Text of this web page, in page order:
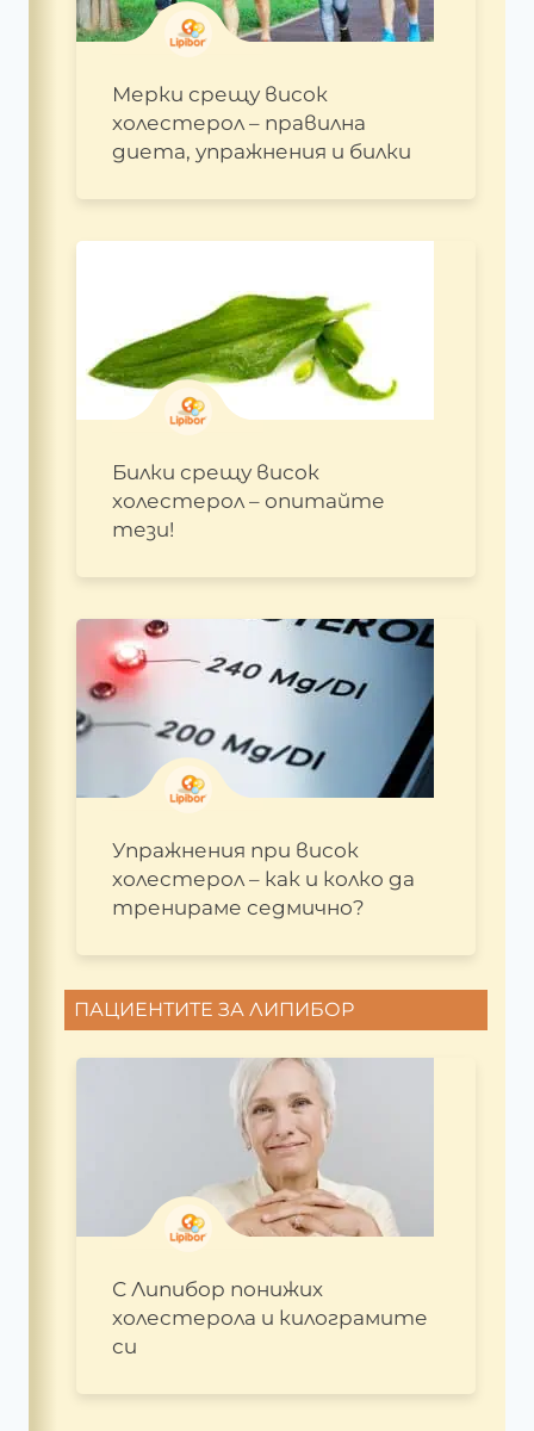
Мерки срещу висок
холестерол – правилна
диета, упражнения и билки
Билки срещу висок
холестерол – опитайте
тези!
Упражнения при висок
холестерол – как и колко да
тренираме седмично?
ПАЦИЕНТИТЕ ЗА ЛИПИБОР
С Липибор понижих
холестерола и килограмите
си